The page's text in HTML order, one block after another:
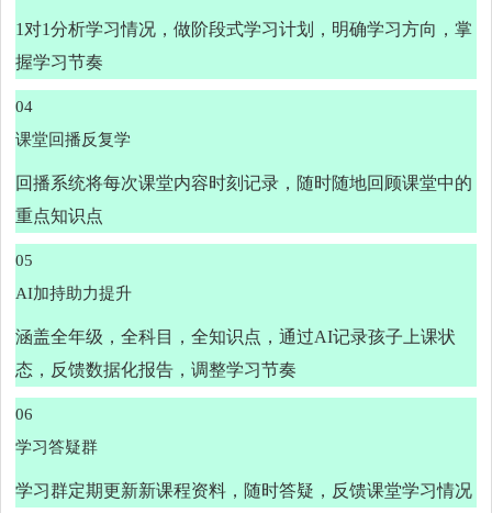
1对1分析学习情况，做阶段式学习计划，明确学习方向，掌
握学习节奏
04
课堂回播反复学
回播系统将每次课堂内容时刻记录，随时随地回顾课堂中的
重点知识点
05
AI加持助力提升
涵盖全年级，全科目，全知识点，通过AI记录孩子上课状
态，反馈数据化报告，调整学习节奏
06
学习答疑群
学习群定期更新新课程资料，随时答疑，反馈课堂学习情况